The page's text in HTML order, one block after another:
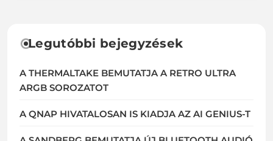
Legutóbbi bejegyzések
A THERMALTAKE BEMUTATJA A RETRO ULTRA
ARGB SOROZATOT
A QNAP HIVATALOSAN IS KIADJA AZ AI GENIUS-T